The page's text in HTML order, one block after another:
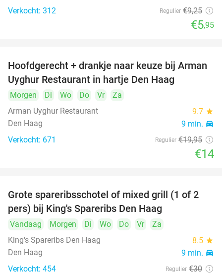
Verkocht: 312 Regulier €9,25
€5,95
30%
Hoofdgerecht + drankje naar keuze bij Arman
Uyghur Restaurant in hartje Den Haag
Morgen Di Wo Do Vr
Za
Arman Uyghur Restaurant
9.7 star
Den Haag 9 min. directions_car
Verkocht: 671 Regulier €19,95
€14
32%
Grote spareribsschotel of mixed grill (1 of 2
pers) bij King's Spareribs Den Haag
Vandaag Morgen Di Wo Do Vr
Za
King's Spareribs Den Haag
8.5 star
Den Haag 9 min. directions_car
Verkocht: 454 Regulier €30